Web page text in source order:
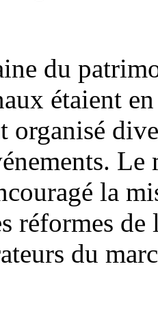
du
étaient
organisé
la
réformes
du